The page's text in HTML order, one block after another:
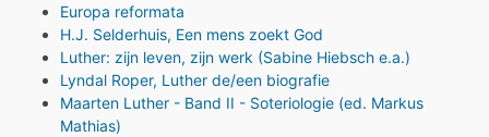
Europa reformata
H.J. Selderhuis, Een mens zoekt God
Luther: zijn leven, zijn werk (Sabine Hiebsch e.a.)
Lyndal Roper, Luther de/een biografie
Maarten Luther - Band II - Soteriologie (ed. Markus
Mathias)